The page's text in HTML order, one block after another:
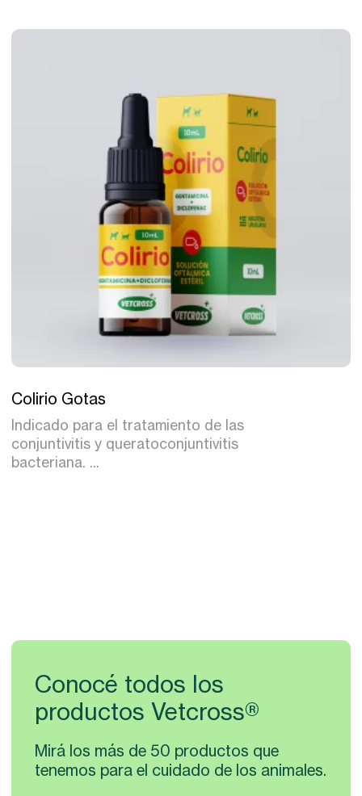
Tratamiento
Colirio Gotas
Indicado para el tratamiento de las
conjuntivitis y queratoconjuntivitis
bacteriana. ...
Conocé todos los
productos Vetcross®
Mirá los más de 50 productos que
tenemos para el cuidado de los animales.